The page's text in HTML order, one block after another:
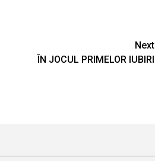
Next
ÎN JOCUL PRIMELOR IUBIRI